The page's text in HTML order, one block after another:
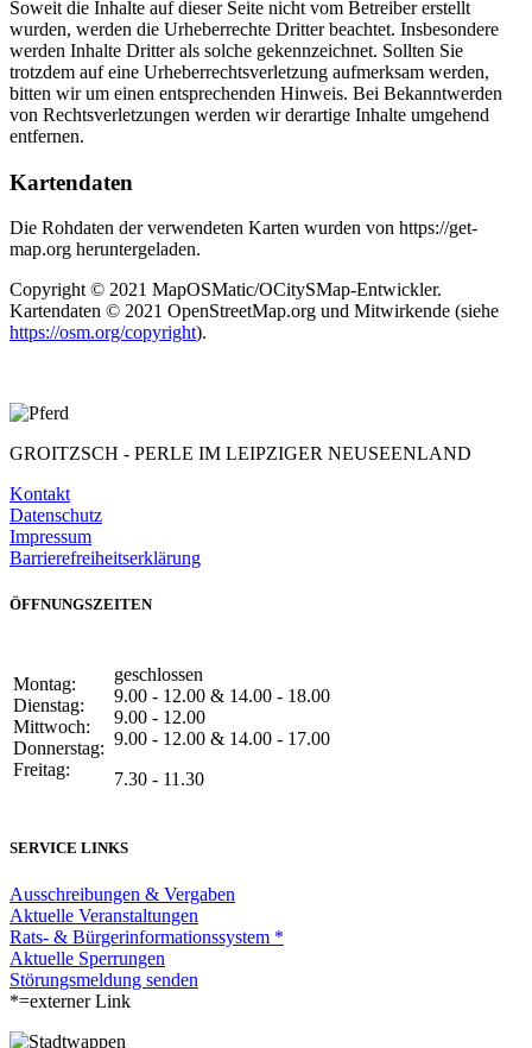
Soweit die Inhalte auf dieser Seite nicht vom Betreiber erstellt
wurden, werden die Urheberrechte Dritter beachtet. Insbesondere
werden Inhalte Dritter als solche gekennzeichnet. Sollten Sie
trotzdem auf eine Urheberrechtsverletzung aufmerksam werden,
bitten wir um einen entsprechenden Hinweis. Bei Bekanntwerden
von Rechtsverletzungen werden wir derartige Inhalte umgehend
entfernen.
Kartendaten
Die Rohdaten der verwendeten Karten wurden von https://get-
map.org heruntergeladen.
Copyright © 2021 MapOSMatic/OCitySMap-Entwickler.
Kartendaten © 2021 OpenStreetMap.org und Mitwirkende (siehe
https://osm.org/copyright).
GROITZSCH - PERLE IM LEIPZIGER NEUSEENLAND
Kontakt
Datenschutz
Impressum
Barrierefreiheitserklärung
ÖFFNUNGSZEITEN
Montag:
Dienstag:
Mittwoch:
Donnerstag:
Freitag:
geschlossen
9.00 - 12.00 & 14.00 - 18.00
9.00 - 12.00
9.00 - 12.00 & 14.00 - 17.00
7.30 - 11.30
SERVICE LINKS
Ausschreibungen & Vergaben
Aktuelle Veranstaltungen
Rats- & Bürgerinformationssystem *
Aktuelle Sperrungen
Störungsmeldung senden
*=externer Link